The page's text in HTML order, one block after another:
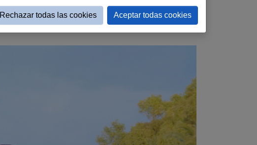
Rechazar todas las cookies Aceptar todas cookies